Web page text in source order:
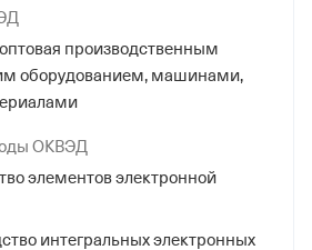
Федеральной Налоговой
Москве
Походный Проезд, Домовладение
производственным
оборудованием, машинами,
ОКВЭД
элементов электронной
интегральных электронных